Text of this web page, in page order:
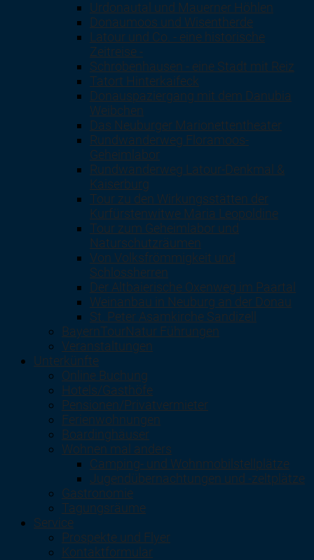
Urdonautal und Mauerner Höhlen
Donaumoos und Wisentherde
Latour und Co. - eine historische
Zeitreise -
Schrobenhausen - eine Stadt mit Reiz
Tatort Hinterkaifeck
Donauspaziergang mit dem Danubia
Weibchen
Das Neuburger Marionettentheater
Rundwanderweg Floramoos-
Geheimlabor
Rundwanderweg Latour-Denkmal &
Kaiserburg
Tour zu den Wirkungsstätten der
Kurfürstenwitwe Maria Leopoldine
Tour zum Geheimlabor und
Naturschutzräumen
Von Volksfrömmigkeit und
Schlossherren
Der Altbaierische Oxenweg im Paartal
Weinanbau in Neuburg an der Donau
St. Peter Asamkirche Sandizell
BayernTourNatur Führungen
Veranstaltungen
Unterkünfte
Online Buchung
Hotels/Gasthöfe
Pensionen/Privatvermieter
Ferienwohnungen
Boardinghäuser
Wohnen mal anders
Camping- und Wohnmobilstellplätze
Jugendübernachtungen und -zeltplätze
Gastronomie
Tagungsräume
Service
Prospekte und Flyer
Kontaktformular